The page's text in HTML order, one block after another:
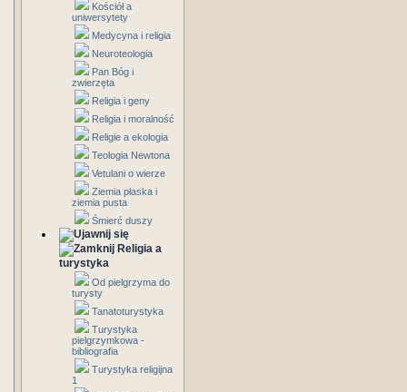
Kościół a
uniwersytety
Medycyna i religia
Neuroteologia
Pan Bóg i
zwierzęta
Religia i geny
Religia i moralność
Religie a ekologia
Teologia Newtona
Vetulani o wierze
Ziemia płaska i
ziemia pusta
Śmierć duszy
Religia a
turystyka
Od pielgrzyma do
turysty
Tanatoturystyka
Turystyka
pielgrzymkowa -
bibliografia
Turystyka religijna
1